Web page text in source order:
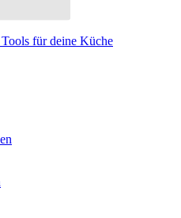
für deine Küche